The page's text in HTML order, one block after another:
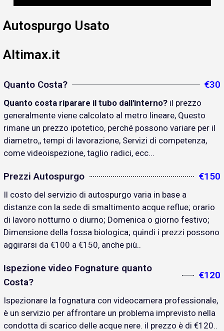
Autospurgo Usato
Altimax.it
Quanto Costa? €30
Quanto costa riparare il tubo dall'interno? il prezzo
generalmente viene calcolato al metro lineare, Questo
rimane un prezzo ipotetico, perché possono variare per il
diametro,, tempi di lavorazione, Servizi di competenza,
come videoispezione, taglio radici, ecc...
Prezzi Autospurgo €150
Il costo del servizio di autospurgo varia in base a
distanze con la sede di smaltimento acque reflue; orario
di lavoro notturno o diurno; Domenica o giorno festivo;
Dimensione della fossa biologica; quindi i prezzi possono
aggirarsi da €100 a €150, anche più..
Ispezione video Fognature quanto
Costa?
€120
Ispezionare la fognatura con videocamera professionale,
è un servizio per affrontare un problema imprevisto nella
condotta di scarico delle acque nere. il prezzo è di €120..